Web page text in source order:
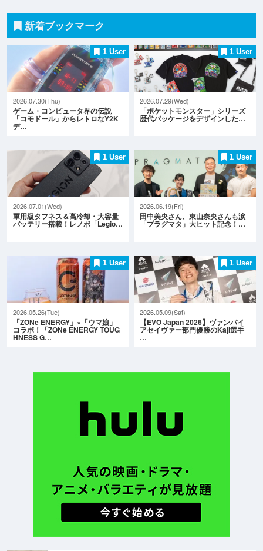
新着ブックマーク
1 User
2026.07.30(Thu)
ゲーム・コンピュータ界の伝説
「コモドール」からレトロなY2K
デ…
1 User
2026.07.29(Wed)
「ポケットモンスター」シリーズ
歴代パッケージをデザインした…
1 User
2026.07.01(Wed)
軍用級タフネス＆高冷却・大容量
バッテリー搭載！レノボ「Legio…
1 User
2026.06.19(Fri)
田中美央さん、東山奈央さんも涙
「プラグマタ」大ヒット記念！…
1 User
2026.05.26(Tue)
「ZONe ENERGY」×「ウマ娘」
コラボ！「ZONe ENERGY TOUG
HNESS G…
1 User
2026.05.09(Sat)
【EVO Japan 2026】ヴァンパイ
アセイヴァー部門優勝のKaji選手
…